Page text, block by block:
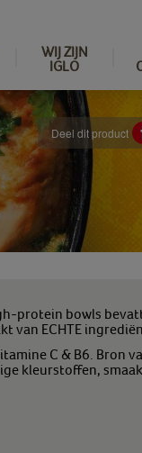
WIJ ZIJN
IGLO
Deel dit product
protein bowls
van ECHTE
C & B6. Bron
kleurstoffen,